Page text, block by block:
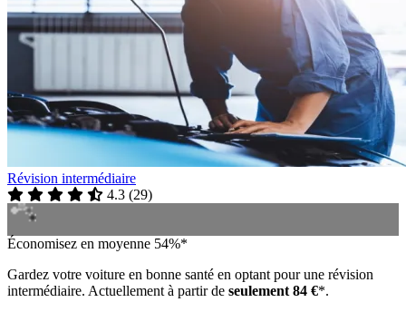
Révision intermédiaire
4.3 (29)
Économisez en moyenne 54%*
Gardez votre voiture en bonne santé en optant pour une révision
intermédiaire. Actuellement à partir de seulement 84 €*.